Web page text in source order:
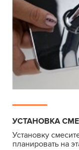
УСТАНОВКА
Установку
планировать на